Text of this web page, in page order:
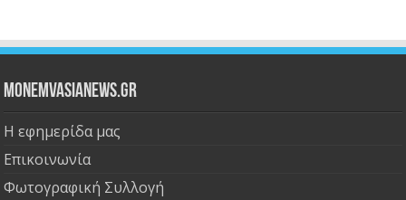
Monemvasianews.gr
Η εφημερίδα μας
Επικοινωνία
Φωτογραφική Συλλογή